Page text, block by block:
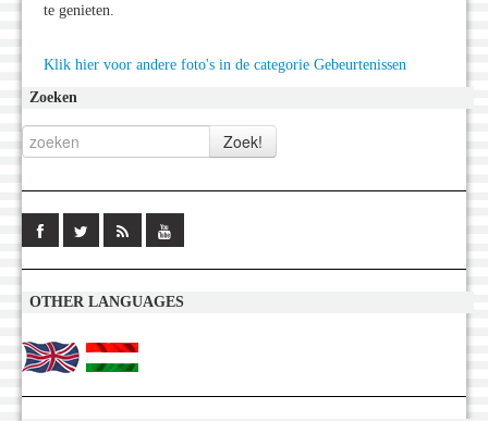
te genieten.
Klik hier voor andere foto's in de categorie Gebeurtenissen
Zoeken
OTHER LANGUAGES